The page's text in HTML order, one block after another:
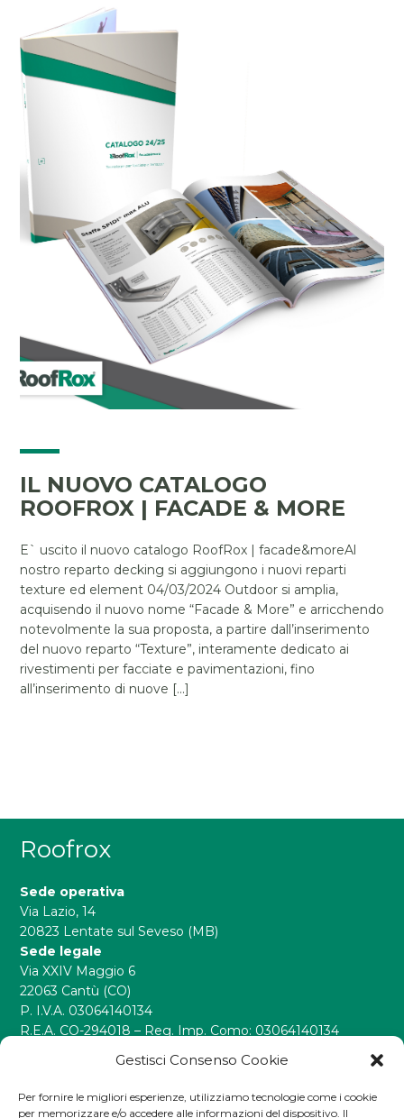
Gestisci Consenso Cookie
Per fornire le migliori esperienze, utilizziamo tecnologie come i cookie
per memorizzare e/o accedere alle informazioni del dispositivo. Il
IL NUOVO CATALOGO
ROOFROX | FACADE & MORE
E` uscito il nuovo catalogo RoofRox | facade&moreAl
nostro reparto decking si aggiungono i nuovi reparti
texture ed element 04/03/2024 Outdoor si amplia,
acquisendo il nuovo nome “Facade & More” e arricchendo
notevolmente la sua proposta, a partire dall’inserimento
del nuovo reparto “Texture”, interamente dedicato ai
rivestimenti per facciate e pavimentazioni, fino
all’inserimento di nuove [...]
Roofrox
Sede operativa
Via Lazio, 14
20823 Lentate sul Seveso (MB)
Sede legale
Via XXIV Maggio 6
22063 Cantù (CO)
P. I.V.A. 03064140134
R.E.A. CO-294018 – Reg. Imp. Como: 03064140134
info@roofrox.com